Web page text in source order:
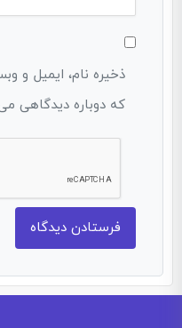
ذخیره نام، ایمیل و
که دوباره دیدگاهی